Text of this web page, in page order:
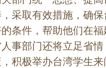
采取有效措施，确
条件，帮助他们在
部门还将立足省情
积极举办台湾学生